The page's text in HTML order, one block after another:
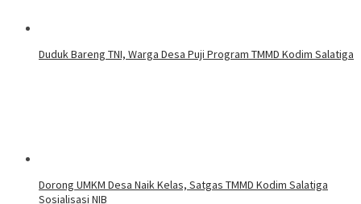
Duduk Bareng TNI, Warga Desa Puji Program TMMD Kodim Salatiga
Dorong UMKM Desa Naik Kelas, Satgas TMMD Kodim Salatiga
Sosialisasi NIB